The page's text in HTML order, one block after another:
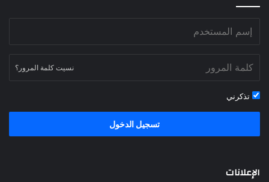
نسيت كلمة المرور؟
تذكرني
تسجيل الدخول
الإعلانات